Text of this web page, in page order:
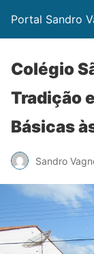
Portal Sandro
Colégio
Tradição
Básicas
Sandro